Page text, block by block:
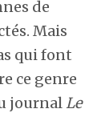
de
Mais
qui font
ce genre
journal Le